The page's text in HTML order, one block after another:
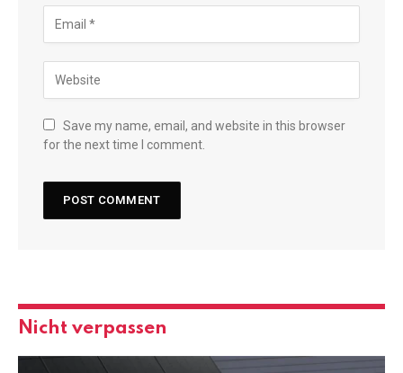
Save my name, email, and website in this browser
for the next time I comment.
Nicht verpassen